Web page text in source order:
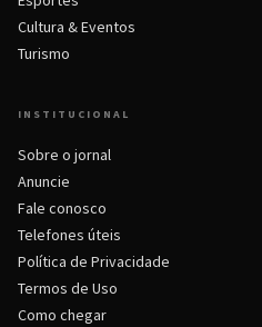
Cultura & Eventos
Turismo
INSTITUCIONAL
Sobre o jornal
Anuncie
Fale conosco
Telefones úteis
Política de Privacidade
Termos de Uso
Como chegar